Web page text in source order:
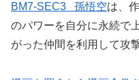
BM7-SEC3 孫悟空は、
のパワーを自分に永続で
がった仲間を利用して攻